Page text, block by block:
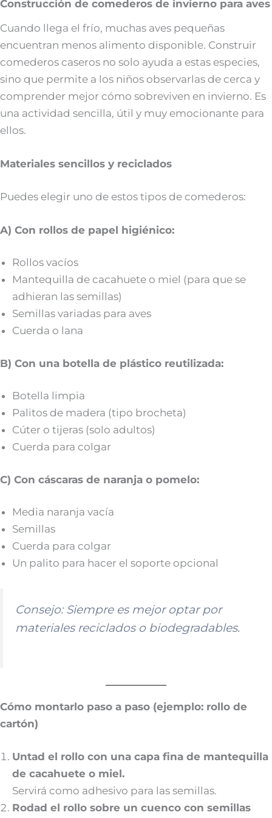
Construcción de comederos de invierno para aves
Cuando llega el frío, muchas aves pequeñas
encuentran menos alimento disponible. Construir
comederos caseros no solo ayuda a estas especies,
sino que permite a los niños observarlas de cerca y
comprender mejor cómo sobreviven en invierno. Es
una actividad sencilla, útil y muy emocionante para
ellos.
Materiales sencillos y reciclados
Puedes elegir uno de estos tipos de comederos:
A) Con rollos de papel higiénico:
Rollos vacíos
Mantequilla de cacahuete o miel (para que se
adhieran las semillas)
Semillas variadas para aves
Cuerda o lana
B) Con una botella de plástico reutilizada:
Botella limpia
Palitos de madera (tipo brocheta)
Cúter o tijeras (solo adultos)
Cuerda para colgar
C) Con cáscaras de naranja o pomelo:
Media naranja vacía
Semillas
Cuerda para colgar
Un palito para hacer el soporte opcional
Consejo:Siempre es mejor optar por
materiales reciclados o biodegradables.
Cómo montarlo paso a paso (ejemplo: rollo de
cartón)
Untad el rollo con una capa fina de mantequilla
de cacahuete o miel.
Servirá como adhesivo para las semillas.
Rodad el rollo sobre un cuenco con semillas